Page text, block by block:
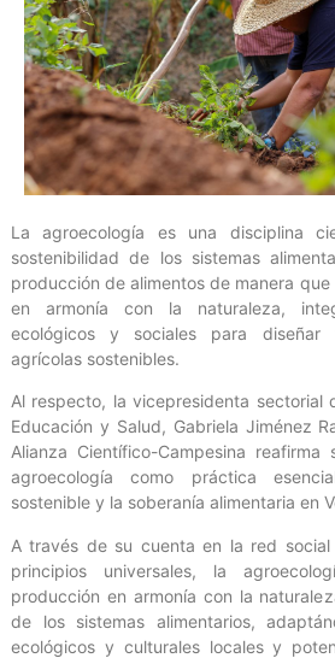
La agroecología es una disciplina
sostenibilidad de los sistemas
producción de alimentos de manera
en armonía con la naturaleza,
ecológicos y sociales para diseñar
agrícolas sostenibles.
Al respecto, la vicepresidenta sectorial
Educación y Salud, Gabriela Jiménez
Alianza Científico-Campesina
agroecología como práctica
sostenible y la soberanía alimentaria en
A través de su cuenta en la red
principios universales, la
producción en armonía con la
de los sistemas alimentarios,
ecológicos y culturales locales y